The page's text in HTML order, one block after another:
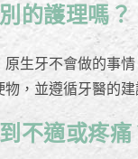
的護理嗎？
生牙不會做的事
，並遵循牙醫的建
不適或疼痛